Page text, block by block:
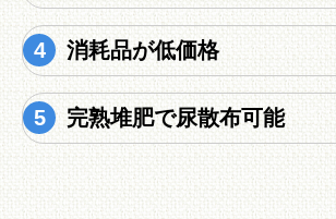
消耗品が低価格
完熟堆肥で尿散布可能